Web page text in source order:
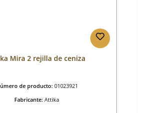
Mira 2 rejilla de ceniza
de producto: 01023921
Fabricante: Attika